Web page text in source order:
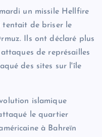
un missile Hellfire
tentait de briser le
Ils ont déclaré plus
de représailles
des sites sur l'île
islamique
le quartier
à Bahreïn